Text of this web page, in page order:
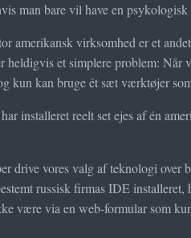
man bare vil have en
amerikansk virksomhed er et
et simplere problem: Når
kun kan bruge ét sæt værktøjer
installeret reelt set ejes af én
drive vores valg af teknologi over
russisk firmas IDE installeret,
være via en web-formular som